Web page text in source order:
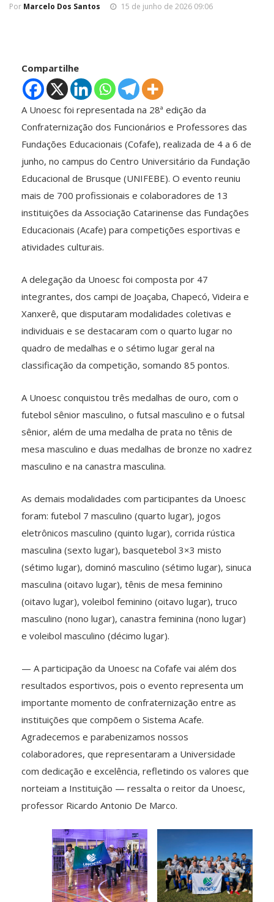
Por Marcelo Dos Santos 15 de junho de 2026 09:06
Compartilhe
A Unoesc foi representada na 28ª edição da
Confraternização dos Funcionários e Professores das
Fundações Educacionais (Cofafe), realizada de 4 a 6 de
junho, no campus do Centro Universitário da Fundação
Educacional de Brusque (UNIFEBE). O evento reuniu
mais de 700 profissionais e colaboradores de 13
instituições da Associação Catarinense das Fundações
Educacionais (Acafe) para competições esportivas e
atividades culturais.
A delegação da Unoesc foi composta por 47
integrantes, dos campi de Joaçaba, Chapecó, Videira e
Xanxerê, que disputaram modalidades coletivas e
individuais e se destacaram com o quarto lugar no
quadro de medalhas e o sétimo lugar geral na
classificação da competição, somando 85 pontos.
A Unoesc conquistou três medalhas de ouro, com o
futebol sênior masculino, o futsal masculino e o futsal
sênior, além de uma medalha de prata no tênis de
mesa masculino e duas medalhas de bronze no xadrez
masculino e na canastra masculina.
As demais modalidades com participantes da Unoesc
foram: futebol 7 masculino (quarto lugar), jogos
eletrônicos masculino (quinto lugar), corrida rústica
masculina (sexto lugar), basquetebol 3×3 misto
(sétimo lugar), dominó masculino (sétimo lugar), sinuca
masculina (oitavo lugar), tênis de mesa feminino
(oitavo lugar), voleibol feminino (oitavo lugar), truco
masculino (nono lugar), canastra feminina (nono lugar)
e voleibol masculino (décimo lugar).
— A participação da Unoesc na Cofafe vai além dos
resultados esportivos, pois o evento representa um
importante momento de confraternização entre as
instituições que compõem o Sistema Acafe.
Agradecemos e parabenizamos nossos
colaboradores, que representaram a Universidade
com dedicação e excelência, refletindo os valores que
norteiam a Instituição — ressalta o reitor da Unoesc,
professor Ricardo Antonio De Marco.